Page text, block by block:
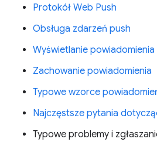
Protokół Web Push
Obsługa zdarzeń push
Wyświetlanie powiadomienia
Zachowanie powiadomienia
Typowe wzorce
Najczęstsze pytania
Typowe problemy i